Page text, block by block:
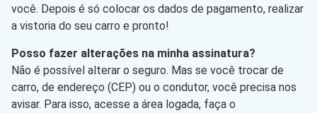
você. Depois é só colocar os dados de pagamento, realizar
a vistoria do seu carro e pronto!
Posso fazer alterações na minha assinatura?
Não é possível alterar o seguro. Mas se você trocar de
carro, de endereço (CEP) ou o condutor, você precisa nos
avisar. Para isso, acesse a área logada, faça o